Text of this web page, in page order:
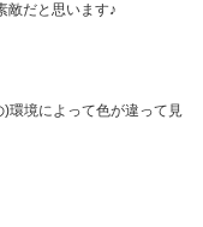
敵だと思います♪
環境によって色が違って見